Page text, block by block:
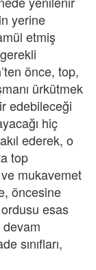
yerine
etmiş
önce, top,
ürkütmek
edebileceği
hiç
ederek, o
top
ve mukavemet
öncesine
esas
devam
sınıfları,